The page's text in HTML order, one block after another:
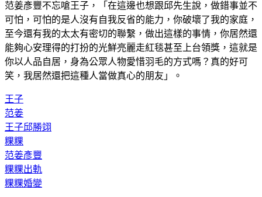
范姜彥豐不忘嗆王子，「在這邊也想跟邱先生說，做錯事並不
可怕，可怕的是人沒有自我反省的能力，你破壞了我的家庭，
至今還有我的太太有密切的聯繫，做出這樣的事情，你居然還
能夠心安理得的打扮的光鮮亮麗走紅毯甚至上台領獎，這就是
你以人品自居，身為公眾人物愛惜羽毛的方式嗎？真的好可
笑，我居然還把這種人當做真心的朋友」。
王子
范姜
王子邱勝翊
粿粿
范姜彥豐
粿粿出軌
粿粿婚變